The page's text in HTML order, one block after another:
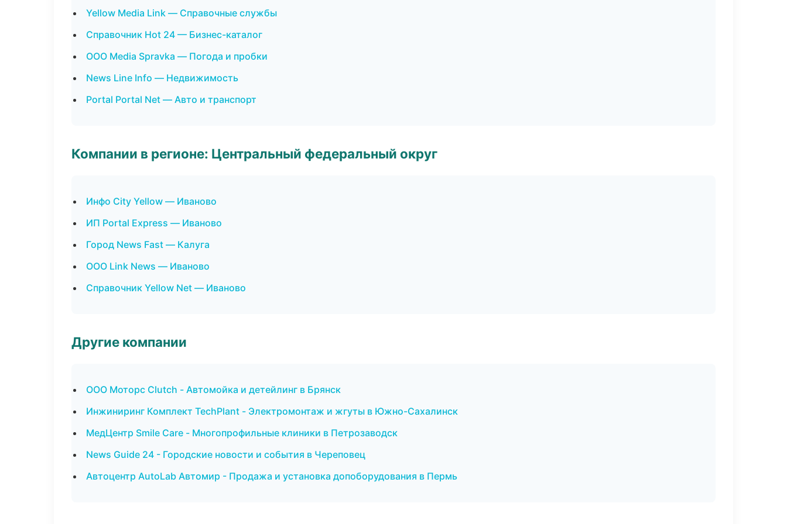
Yellow Media Link — Справочные службы
Справочник Hot 24 — Бизнес-каталог
ООО Media Spravka — Погода и пробки
News Line Info — Недвижимость
Portal Portal Net — Авто и транспорт
Компании в регионе: Центральный федеральный округ
Инфо City Yellow — Иваново
ИП Portal Express — Иваново
Город News Fast — Калуга
ООО Link News — Иваново
Справочник Yellow Net — Иваново
Другие компании
ООО Моторс Clutch - Автомойка и детейлинг в Брянск
Инжиниринг Комплект TechPlant - Электромонтаж и жгуты в Южно-Сахалинск
МедЦентр Smile Care - Многопрофильные клиники в Петрозаводск
News Guide 24 - Городские новости и события в Череповец
Автоцентр AutoLab Автомир - Продажа и установка допоборудования в Пермь